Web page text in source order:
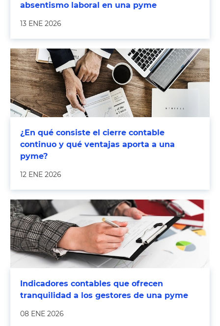
absentismo laboral en una pyme
13 ENE 2026
¿En qué consiste el cierre contable
continuo y qué ventajas aporta a una
pyme?
12 ENE 2026
Indicadores contables que ofrecen
tranquilidad a los gestores de una pyme
08 ENE 2026